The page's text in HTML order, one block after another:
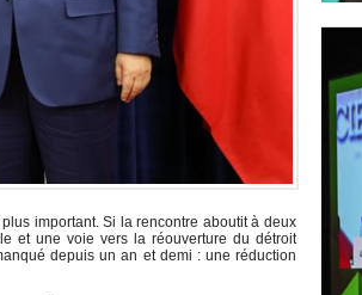
important. Si la rencontre aboutit à deux
et une voie vers la réouverture du détroit
depuis un an et demi : une réduction